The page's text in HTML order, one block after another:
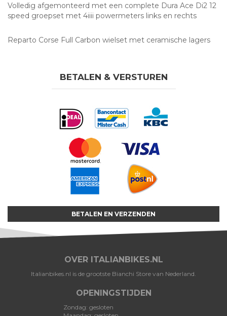
Volledig afgemonteerd met een complete Dura Ace Di2 12
speed groepset met 4iiii powermeters links en rechts
Reparto Corse Full Carbon wielset met ceramische lagers
BETALEN & VERSTUREN
BETALEN EN VERZENDEN
OVER ITALIANBIKES.NL
Italianbikes.nl is de grootste Bianchi Store van Nederland.
OPENINGSTIJDEN
Zondag: gesloten